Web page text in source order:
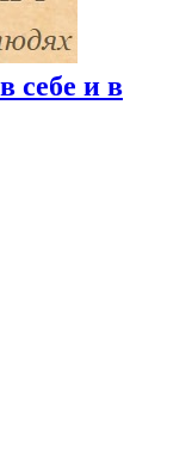
себе и в